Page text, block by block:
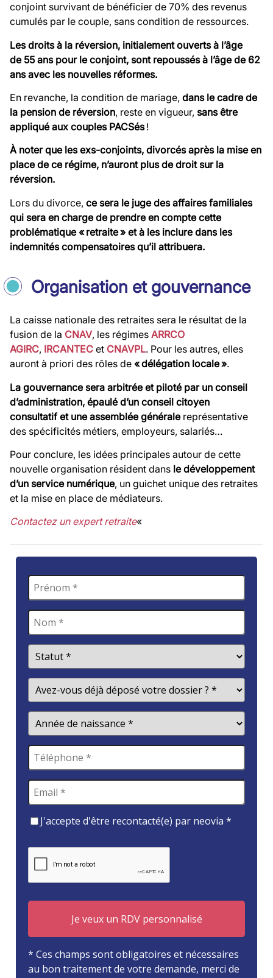
conjoint survivant de bénéficier de 70% des revenus
cumulés par le couple, sans condition de ressources.
Les droits à la réversion, initialement ouverts à l’âge
de 55 ans pour le conjoint, sont repoussés à l’âge de 62
ans avec les nouvelles réformes.
En revanche, la condition de mariage, dans le cadre de
la pension de réversion, reste en vigueur, sans être
appliqué aux couples PACSés!
À noter que les exs-conjoints, divorcés après la mise en
place de ce régime, n’auront plus de droit sur la
réversion.
Lors du divorce, ce sera le juge des affaires familiales
qui sera en charge de prendre en compte cette
problématique « retraite » et à les inclure dans les
indemnités compensatoires qu’il attribuera.
Organisation et gouvernance
La caisse nationale des retraites sera le résultat de la
fusion de la CNAV, les régimes ARRCO
AGIRC, IRCANTEC et CNAVPL. Pour les autres, elles
auront à priori des rôles de « délégation locale ».
La gouvernance sera arbitrée et piloté par un conseil
d’administration, épaulé d’un conseil citoyen
consultatif et une assemblée générale représentative
des spécificités métiers, employeurs, salariés…
Pour conclure, les idées principales autour de cette
nouvelle organisation résident dans le développement
d’un service numérique, un guichet unique des retraites
et la mise en place de médiateurs.
Contactez un expert retraite«